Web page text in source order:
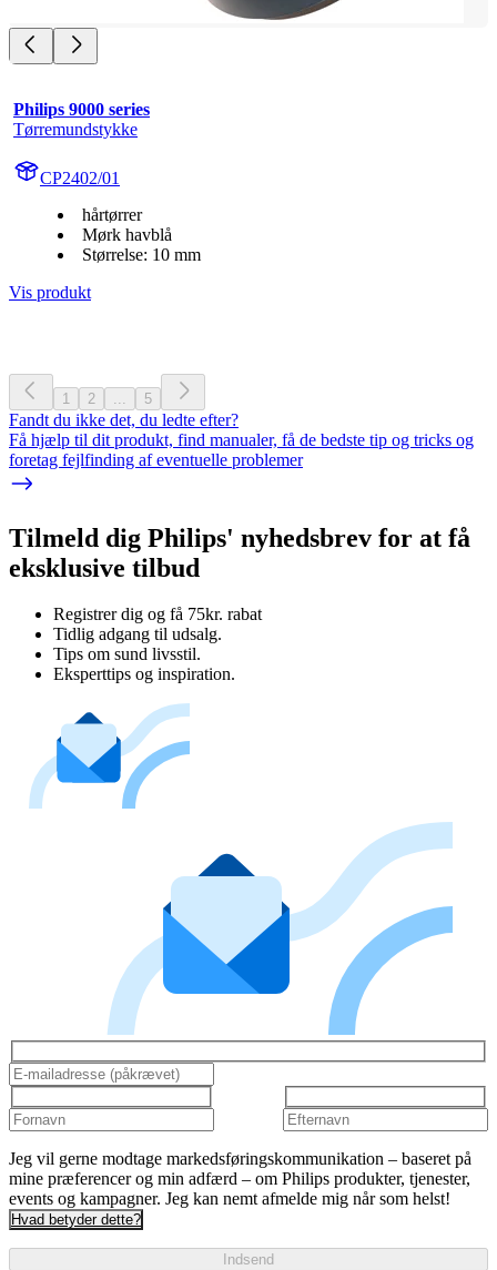
Philips 9000 series
Tørremundstykke
CP2402/01
hårtørrer
Mørk havblå
Størrelse: 10 mm
Vis produkt
1 2 5
Fandt du ikke det, du ledte efter?
Få hjælp til dit produkt, find manualer, få de bedste tip og tricks og
foretag fejlfinding af eventuelle problemer
Tilmeld dig Philips' nyhedsbrev for at få
eksklusive tilbud
Registrer dig og få 75kr. rabat
Tidlig adgang til udsalg.
Tips om sund livsstil.
Eksperttips og inspiration.
Jeg vil gerne modtage markedsføringskommunikation – baseret på
mine præferencer og min adfærd – om Philips produkter, tjenester,
events og kampagner. Jeg kan nemt afmelde mig når som helst!
Hvad betyder dette?
Indsend